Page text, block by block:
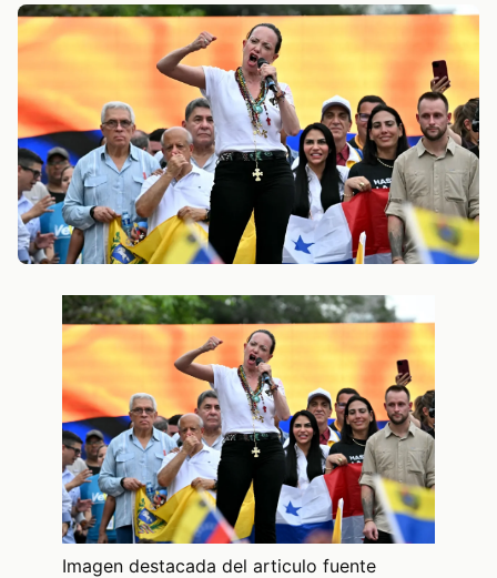
Imagen destacada del articulo fuente